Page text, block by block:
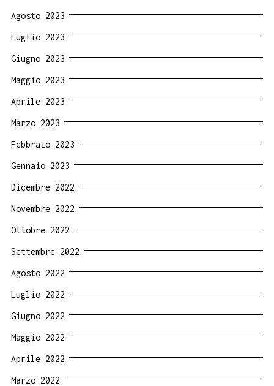
Agosto 2023
Luglio 2023
Giugno 2023
Maggio 2023
Aprile 2023
Marzo 2023
Febbraio 2023
Gennaio 2023
Dicembre 2022
Novembre 2022
Ottobre 2022
Settembre 2022
Agosto 2022
Luglio 2022
Giugno 2022
Maggio 2022
Aprile 2022
Marzo 2022